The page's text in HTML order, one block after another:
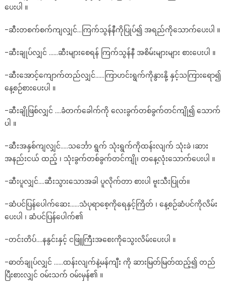
ပေးပါ ။
-ဆီးတစက်စက်ကျလျှင်…ကြက်သွန်နီကိုပြုပ်၍ အရည်ကိုသောက်ပေးပါ ။
-ဆီးချုပ်လျှင် ……ဆီးများစေရန် ကြက်သွန်နီ အစိမ်းများများ စားပေးပါ ။
-ဆီးအောင့်ကျောက်တည်လျှင်……ကြာဟင်းရွက်ကိုနွားနို့ နှင့်သကြားရော၍
နေ့စဉ်စားပေးပါ ။
-ဆီးချိုဖြစ်လျှင် ….ခံတက်ခေါက်ကို လေးခွက်တစ်ခွက်တင်ကျို၍ သောက်
ပါ ။
-ဆီးအနှစ်ကျလျှင်…..သင်္ဘော ရွက် သုံးရွက်ကိုထန်းလျက် သုံးခဲ ၊ဆား
အနည်းငယ် ထည့် ၊ သုံးခွက်တစ်ခွက်တင်ကျို၊ တနေ့လုံးသောက်ပေးပါ ။
-ဆီးပူလျှင်….ဆီးသွားသောအခါ ပူလိုက်တာ စားပါ ဗူးသီးပြုတ်။
-ဆံပင်ပြန်ပေါက်ဆေး……သံပုရာစေ့ကိုရေနှင့်ကြိတ် ၊ နေ့စဉ်ဆံပင်ကိုလိမ်း
ပေးပါ ၊ ဆံပင်ပြန်ပေါက်၏
-တင်းတိပ်….နနွင်းနှင့် ငဖြူကြီးအစေးကိုသွေးလိမ်းပေးပါ ။
-ဓာတ်ချုပ်လျှင် ……ထန်းလျက်နဲ့မန်ကျီး ကို ဆားမြတ်မြတ်ထည့်၍ တည်
ပြီးစားလျှင် ဝမ်းသက် ဝမ်းမှန်၏ ။